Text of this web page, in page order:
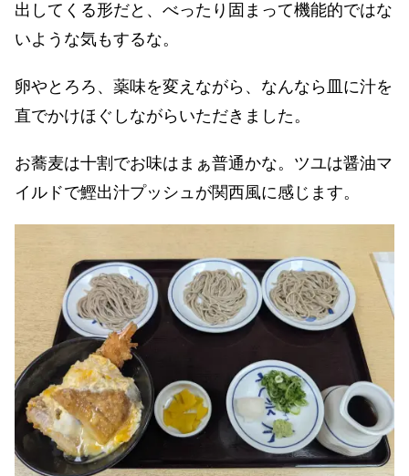
出してくる形だと、べったり固まって機能的ではな
いような気もするな。
卵やとろろ、薬味を変えながら、なんなら皿に汁を
直でかけほぐしながらいただきました。
お蕎麦は十割でお味はまぁ普通かな。ツユは醤油マ
イルドで鰹出汁プッシュが関西風に感じます。